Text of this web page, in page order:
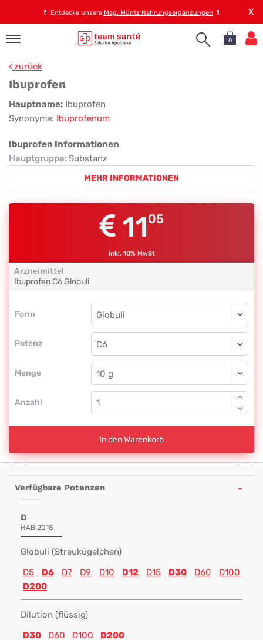
💊 Entdecke unsere Mag. Müntz Nahrungsergänzungen 💊 X
0
zurück
Ibuprofen
Ibuprofen
Hauptname: Ibuprofen
Synonyme: Ibuprofenum
Ibuprofen Informationen
Hauptgruppe: Substanz
MEHR INFORMATIONEN
1105
inkl. 10% MwSt
Arzneimittel
Ibuprofen C6 Globuli
Form
Form
Potenz
Globuli
C6
Menge
Globuli
Anzahl
In den Warenkorb
Verfügbare Potenzen
D
HAB 2018
Globuli (Streukügelchen)
D5
D6 D7 D9 D10 D12 D15 D30 D60
D100
D200
Dilution (flüssig)
D30
D60 D100 D200